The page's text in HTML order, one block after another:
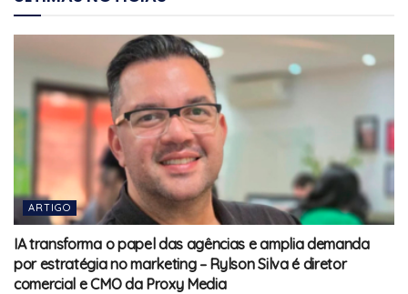
ARTIGO
IA transforma o papel das agências e amplia demanda
por estratégia no marketing – Rylson Silva é diretor
comercial e CMO da Proxy Media